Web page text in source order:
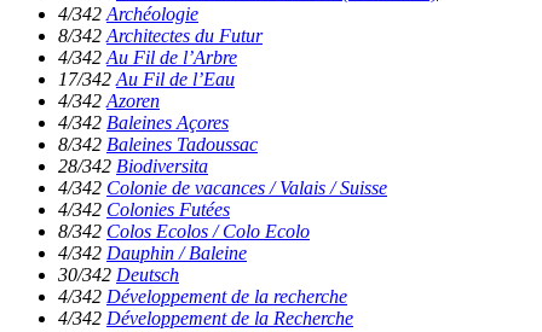
4/342 Archéologie
8/342 Architectes du Futur
4/342 Au Fil de l’Arbre
17/342 Au Fil de l’Eau
4/342 Azoren
4/342 Baleines Açores
8/342 Baleines Tadoussac
28/342 Biodiversita
4/342 Colonie de vacances / Valais / Suisse
4/342 Colonies Futées
8/342 Colos Ecolos / Colo Ecolo
4/342 Dauphin / Baleine
30/342 Deutsch
4/342 Développement de la recherche
4/342 Développement de la Recherche